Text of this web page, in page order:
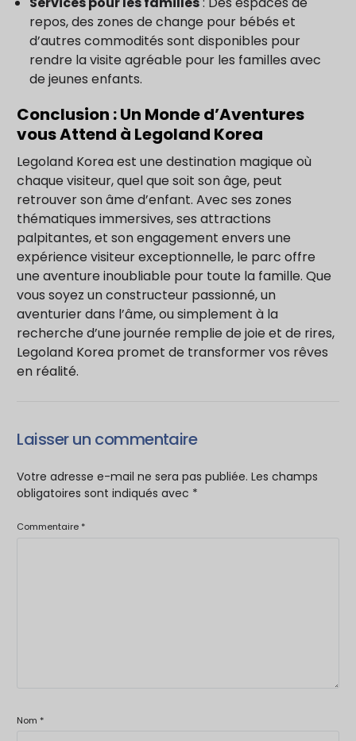
repos, des zones de change pour bébés et
d’autres commodités sont disponibles pour
rendre la visite agréable pour les familles avec
de jeunes enfants.
Conclusion : Un Monde d’Aventures
vous Attend à Legoland Korea
Legoland Korea est une destination magique où
chaque visiteur, quel que soit son âge, peut
retrouver son âme d’enfant. Avec ses zones
thématiques immersives, ses attractions
palpitantes, et son engagement envers une
expérience visiteur exceptionnelle, le parc offre
une aventure inoubliable pour toute la famille. Que
vous soyez un constructeur passionné, un
aventurier dans l’âme, ou simplement à la
recherche d’une journée remplie de joie et de rires,
Legoland Korea promet de transformer vos rêves
en réalité.
Laisser un commentaire
Votre adresse e-mail ne sera pas publiée. Les champs
obligatoires sont indiqués avec *
Commentaire *
Nom *